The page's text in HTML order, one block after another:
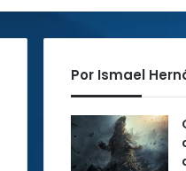
Por Ismael